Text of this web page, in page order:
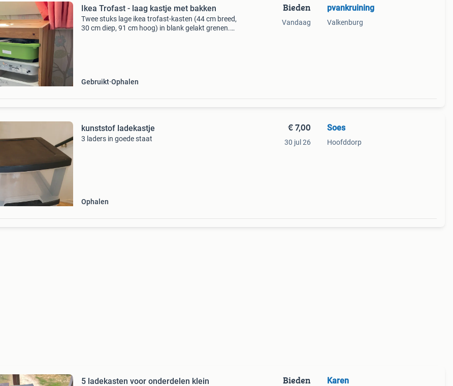
Ikea Trofast - laag kastje met bakken
Twee stuks lage ikea trofast-kasten (44 cm breed,
30 cm diep, 91 cm hoog) in blank gelakt grenen.
Gebruikt Ophalen
Bieden
Vandaag
pvankruining
Valkenburg
kunststof ladekastje
3 laders in goede staat
Ophalen
€ 7,00
30 jul 26
Soes
Hoofddorp
5 ladekasten voor onderdelen klein
Bieden Karen